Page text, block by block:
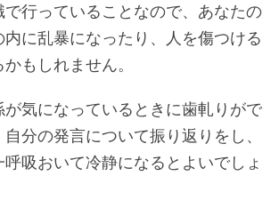
行っていることなので、あなたの
に乱暴になったり、人を傷つける
もしれません。
が気になっているときに歯軋りがで
分の発言について振り返りをし、
吸おいて冷静になるとよいでしょ